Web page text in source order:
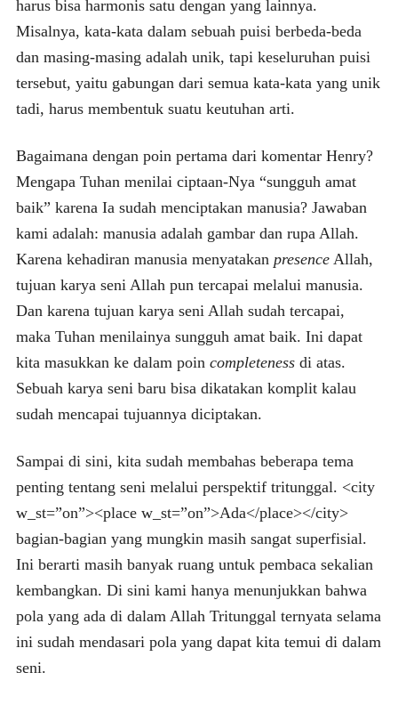
harus bisa harmonis satu dengan yang lainnya.
Misalnya, kata-kata dalam sebuah puisi berbeda-beda
dan masing-masing adalah unik, tapi keseluruhan puisi
tersebut, yaitu gabungan dari semua kata-kata yang unik
tadi, harus membentuk suatu keutuhan arti.
Bagaimana dengan poin pertama dari komentar Henry?
Mengapa Tuhan menilai ciptaan-Nya “sungguh amat
baik” karena Ia sudah menciptakan manusia? Jawaban
kami adalah: manusia adalah gambar dan rupa Allah.
Karena kehadiran manusia menyatakan presenceAllah,
tujuan karya seni Allah pun tercapai melalui manusia.
Dan karena tujuan karya seni Allah sudah tercapai,
maka Tuhan menilainya sungguh amat baik. Ini dapat
kita masukkan ke dalam poin completenessdi atas.
Sebuah karya seni baru bisa dikatakan komplit kalau
sudah mencapai tujuannya diciptakan.
Sampai di sini, kita sudah membahas beberapa tema
penting tentang seni melalui perspektif tritunggal. <city
w_st=”on”><place w_st=”on”>Ada</place></city>
bagian-bagian yang mungkin masih sangat superfisial.
Ini berarti masih banyak ruang untuk pembaca sekalian
kembangkan. Di sini kami hanya menunjukkan bahwa
pola yang ada di dalam Allah Tritunggal ternyata selama
ini sudah mendasari pola yang dapat kita temui di dalam
seni.